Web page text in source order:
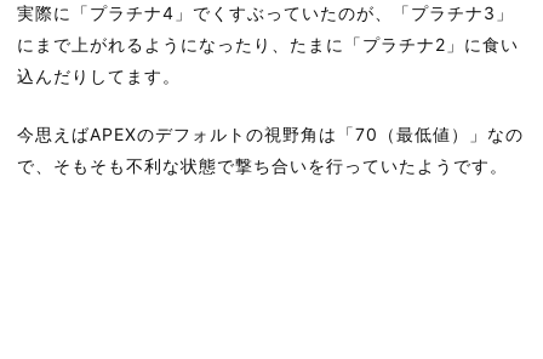
実際に「プラチナ4」でくすぶっていたのが、「プラチナ3」
にまで上がれるようになったり、たまに「プラチナ2」に食い
込んだりしてます。
今思えばAPEXのデフォルトの視野角は「70（最低値）」なの
で、そもそも不利な状態で撃ち合いを行っていたようです。